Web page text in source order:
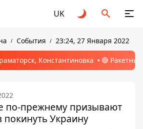
UK
События 23:24, 27 Января 2022
Константиновка 🔴
по-прежнему призывают
Украину